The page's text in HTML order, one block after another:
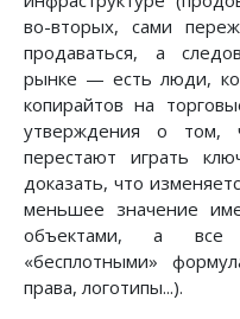
во-вторых, сами
продаваться, а
рынке — есть люди,
копирайтов на
утверждения о том,
перестают играть
доказать, что
меньшее значение
объектами, а
«бесплотными»
права, логотипы...).